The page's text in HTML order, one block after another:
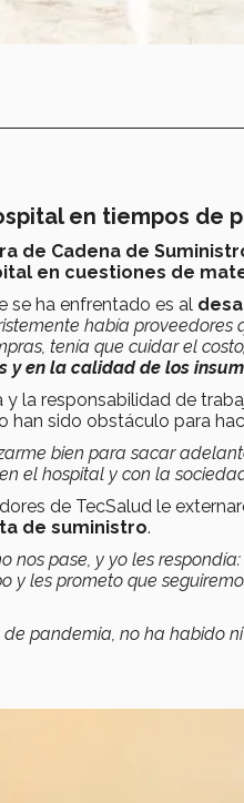
en tiempos de
de Cadena de
en cuestiones de
se ha enfrentado es al
había
tenía que cuidar el
y en la calidad de los
y la responsabilidad de
han sido obstáculo para
bien para sacar
el hospital y con la
de TecSalud le
de suministro.
nos pase, y yo les
y les prometo que
pandemia, no ha habido